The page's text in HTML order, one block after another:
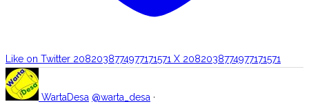
Like on Twitter 2082038774977171571 X 2082038774977171571
WartaDesa @warta_desa ·